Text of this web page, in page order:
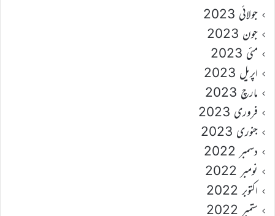
جولائی 2023
جون 2023
مئی 2023
اپریل 2023
مارچ 2023
فروری 2023
جنوری 2023
دسمبر 2022
نومبر 2022
اکتوبر 2022
ستمبر 2022